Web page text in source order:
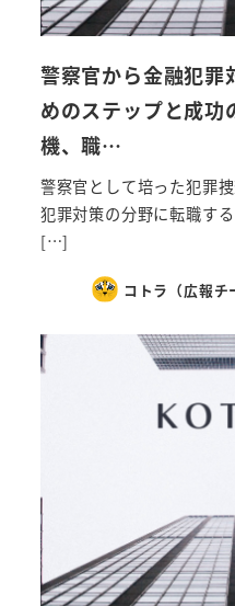
警察官から金融犯罪
めのステップと成功
機、職…
警察官として培った犯罪
犯罪対策の分野に転職す
[…]
コトラ（広報チ